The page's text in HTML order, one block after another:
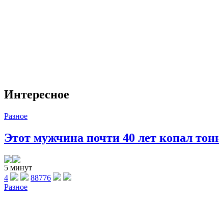
Интересное
Разное
Этот мужчина почти 40 лет копал
5 минут
4
88776
Разное